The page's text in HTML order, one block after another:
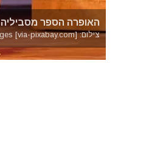
האופרה הספר מסביליה
צילום: WikimediaImages [via-pixabay.com]